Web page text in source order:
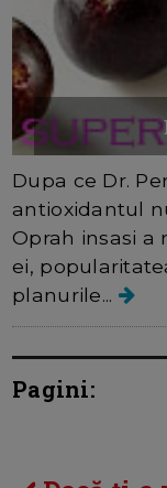
Dupa ce Dr.
antioxidantul
Oprah insasi a
ei,
planurile...
Pagini: